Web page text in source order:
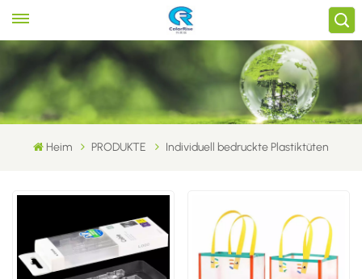
Heim PRODUKTE Individuell bedruckte Plastiktüten